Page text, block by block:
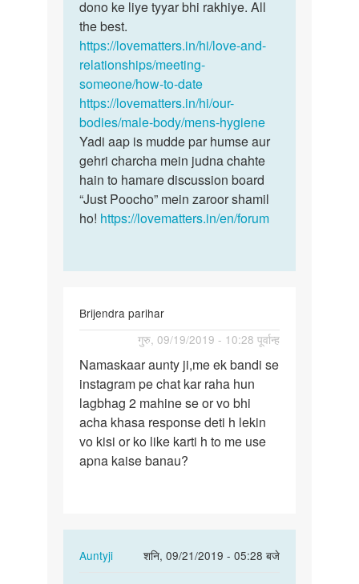
se
yaar
karta…
by
Ajad
Chauhan
aap
pure…
dono ke liye tyyar bhi rakhiye. All
the best.
https://lovematters.in/hi/love-and-
relationships/meeting-
someone/how-to-date
https://lovematters.in/hi/our-
bodies/male-body/mens-hygiene
Yadi aap is mudde par humse aur
gehri charcha mein judna chahte
hain to hamare discussion board
“Just Poocho” mein zaroor shamil
ho! https://lovematters.in/en/forum
Brijendra parihar
गुरु, 09/19/2019 - 10:28 पूर्वान्ह
aunty
ji,me
ek…
Namaskaar aunty ji,me ek bandi se
instagram pe chat kar raha hun
lagbhag 2 mahine se or vo bhi
acha khasa response deti h lekin
vo kisi or ko like karti h to me use
apna kaise banau?
Auntyji
शनि, 09/21/2019 - 05:28 बजे
In